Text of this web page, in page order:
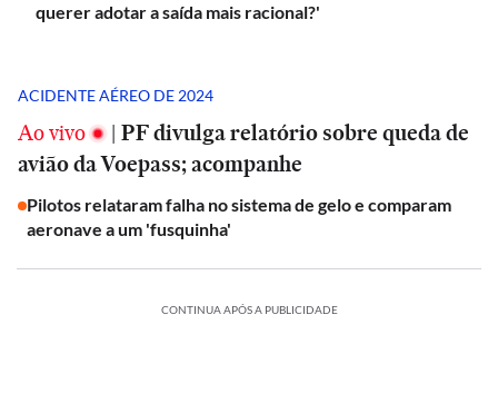
querer adotar a saída mais racional?'
ACIDENTE AÉREO DE 2024
Ao vivo | PF divulga relatório sobre queda de
avião da Voepass; acompanhe
Pilotos relataram falha no sistema de gelo e comparam
aeronave a um 'fusquinha'
CONTINUA APÓS A PUBLICIDADE